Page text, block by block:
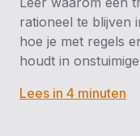
rationeel te blijven
hoe je met regels
houdt in
Lees in 4 minuten